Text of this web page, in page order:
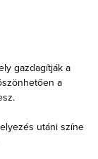
gazdagítják a
a
utáni színe